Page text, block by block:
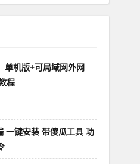
单机版+可局域网外网
程
一键安装 带傻瓜工具 功